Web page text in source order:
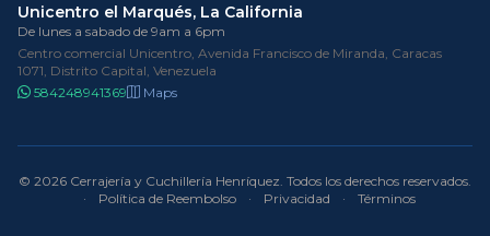
Unicentro el Marqués, La California
De lunes a sabado de 9am a 6pm
Centro comercial Unicentro, Avenida Francisco de Miranda, Caracas
1071, Distrito Capital, Venezuela
584248941369
Maps
© 2026 Cerrajería y Cuchillería Henríquez. Todos los derechos reservados.
·
Política de Reembolso · Privacidad · Términos